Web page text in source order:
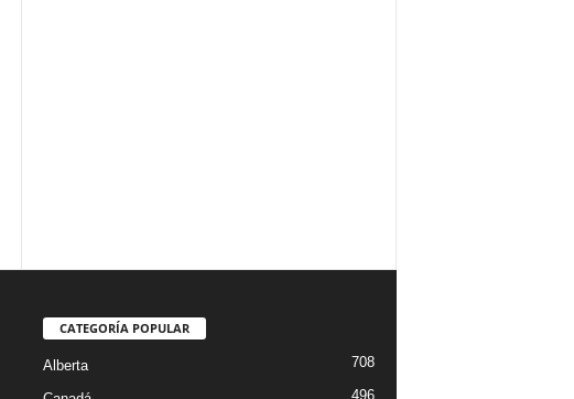
CATEGORÍA POPULAR
Alberta 708
496